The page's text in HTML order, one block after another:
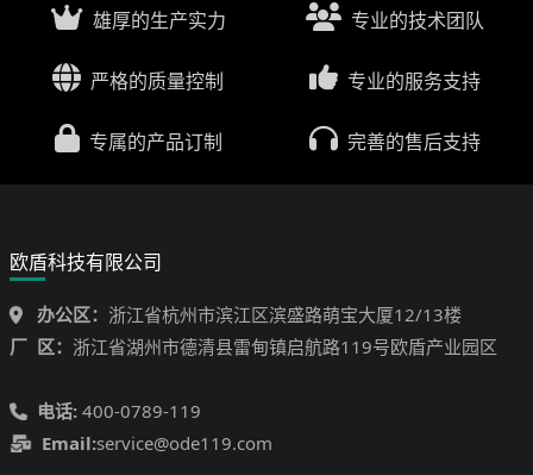
雄厚的生产实力 专业的技术团队
严格的质量控制 专业的服务支持
专属的产品订制 完善的售后支持
欧盾科技有限公司
办公区： 浙江省杭州市滨江区滨盛路萌宝大厦12/13楼
厂 区： 浙江省湖州市德清县雷甸镇启航路119号欧盾产业园区
电话: 400-0789-119
Email:service@ode119.com